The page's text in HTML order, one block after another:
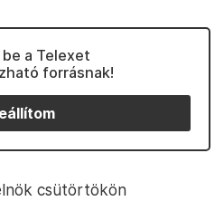
a Telexet
forrásnak!
csütörtökön